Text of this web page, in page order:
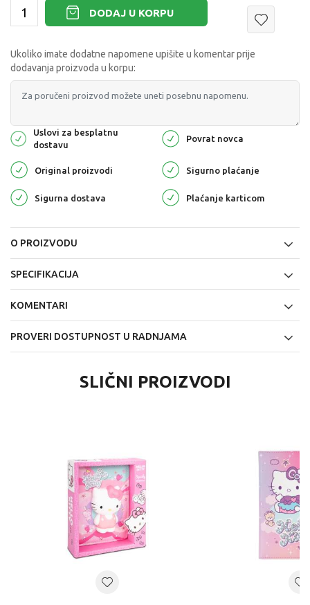
DODAJ U KORPU
Ukoliko imate dodatne napomene upišite u komentar prije
dodavanja proizvoda u korpu:
Uslovi za besplatnu
dostavu
Povrat novca
Original proizvodi Sigurno plaćanje
Sigurna dostava Plaćanje karticom
O PROIZVODU
SPECIFIKACIJA
KOMENTARI
PROVERI DOSTUPNOST U RADNJAMA
SLIČNI PROIZVODI